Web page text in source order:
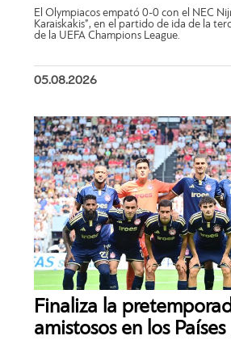
El Olympiacos empató 0-0 con el NEC
Karaiskakis”, en el partido de ida de la
de la UEFA Champions League.
05.08.2026
Finaliza la
amistosos en los